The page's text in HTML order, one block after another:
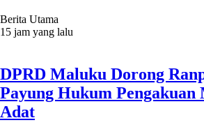
Berita Utama
15 jam yang lalu
DPRD Maluku Dorong
Payung Hukum Pengakuan
Adat